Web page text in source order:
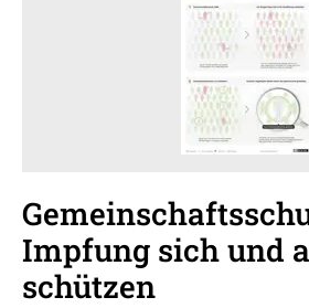
Impfung sich und
schützen